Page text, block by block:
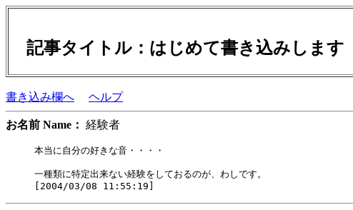
記事タイトル：はじめて書き込みします
書き込み欄へ ヘルプ
お名前 Name： 経験者
本当に自分の好きな音・・・・
一種類に特定出来ない経験をしておるのが、わしです。